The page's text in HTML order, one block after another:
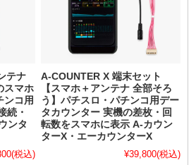
テナ
スマホ
ンコ用
続・
ンタ
(税込)
A-COUNTER X 端末セット
【スマホ＋アンテナ 全部そろ
う】パチスロ・パチンコ用デー
タカウンター 実機の差枚・回
転数をスマホに表示 A-カウン
ターX・エーカウンターX
¥39,800(税込)